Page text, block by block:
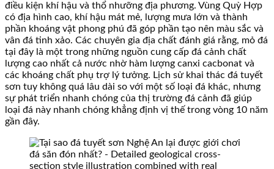
điều kiện khí hậu và thổ nhưỡng địa phương. Vùng Quỳ Hợp
có địa hình cao, khí hậu mát mẻ, lượng mưa lớn và thành
phần khoáng vật phong phú đã góp phần tạo nên màu sắc và
vân đá tinh xảo. Các chuyên gia địa chất đánh giá rằng, mỏ đá
tại đây là một trong những nguồn cung cấp đá cảnh chất
lượng cao nhất cả nước nhờ hàm lượng canxi cacbonat và
các khoáng chất phụ trợ lý tưởng. Lịch sử khai thác đá tuyết
sơn tuy không quá lâu dài so với một số loại đá khác, nhưng
sự phát triển nhanh chóng của thị trường đá cảnh đã giúp
loại đá này nhanh chóng khẳng định vị thế trong vòng 10 năm
gần đây.